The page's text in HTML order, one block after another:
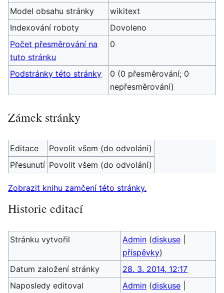
Model obsahu stránky
wikitext
Indexování roboty
Dovoleno
Počet přesměrování na
tuto stránku
0
Podstránky této stránky
0 (0 přesměrování; 0
nepřesměrování)
Zámek stránky
Editace
Povolit všem (do odvolání)
Přesunutí Povolit všem (do odvolání)
Zobrazit knihu zamčení této stránky.
Historie editací
Stránku vytvořil Admin (diskuse
příspěvky)
Datum založení stránky
28. 3. 2014, 12:17
Naposledy editoval
Admin (diskuse